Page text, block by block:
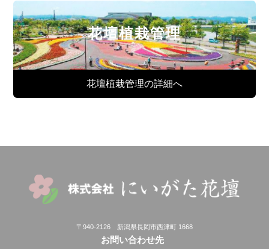
花壇植栽管理
花壇植栽管理の詳細へ
〒940-2126 新潟県長岡市西津町 1668
お問い合わせ先